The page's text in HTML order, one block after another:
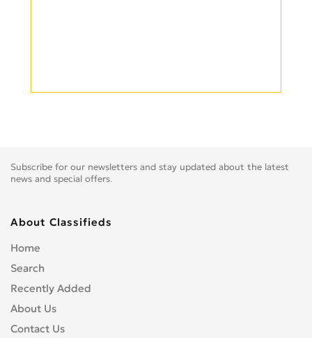
Subscribe for our newsletters and stay updated about the latest
news and special offers.
About Classifieds
Home
Search
Recently Added
About Us
Contact Us